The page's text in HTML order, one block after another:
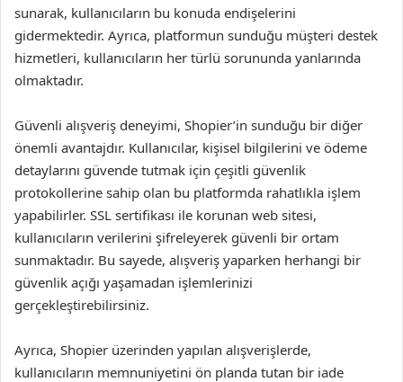
sunarak, kullanıcıların bu konuda endişelerini
gidermektedir. Ayrıca, platformun sunduğu müşteri destek
hizmetleri, kullanıcıların her türlü sorununda yanlarında
olmaktadır.
Güvenli alışveriş deneyimi, Shopier’in sunduğu bir diğer
önemli avantajdır. Kullanıcılar, kişisel bilgilerini ve ödeme
detaylarını güvende tutmak için çeşitli güvenlik
protokollerine sahip olan bu platformda rahatlıkla işlem
yapabilirler. SSL sertifikası ile korunan web sitesi,
kullanıcıların verilerini şifreleyerek güvenli bir ortam
sunmaktadır. Bu sayede, alışveriş yaparken herhangi bir
güvenlik açığı yaşamadan işlemlerinizi
gerçekleştirebilirsiniz.
Ayrıca, Shopier üzerinden yapılan alışverişlerde,
kullanıcıların memnuniyetini ön planda tutan bir iade